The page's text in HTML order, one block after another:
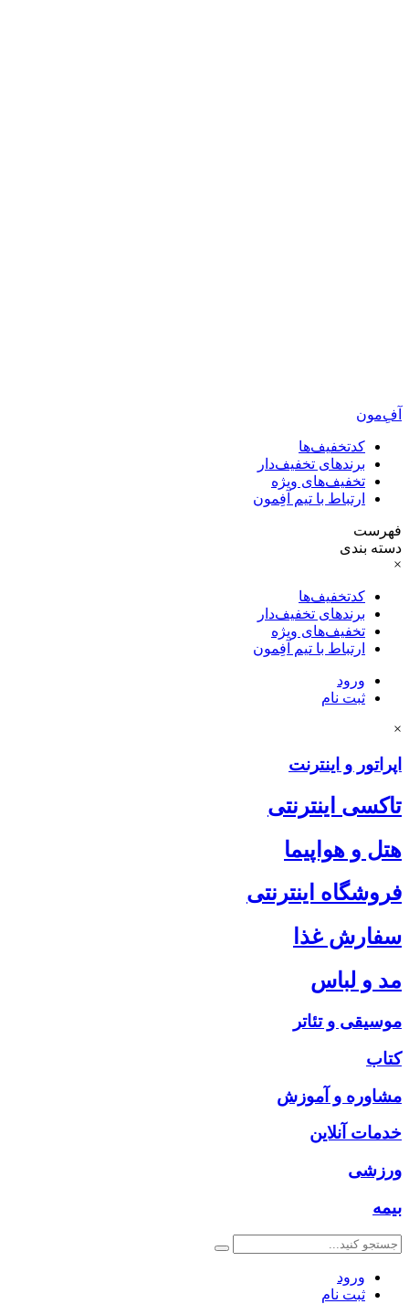
آفِ‌مون
کدتخفیف‌ها
برندهای تخفیف‌دار
تخفیف‌های ویژه
ارتباط با تیم آفِمون
فهرست
دسته بندی
×
کدتخفیف‌ها
برندهای تخفیف‌دار
تخفیف‌های ویژه
ارتباط با تیم آفِمون
ورود
ثبت نام
×
اپراتور و اینترنت
تاکسی اینترنتی
هتل و هواپیما
فروشگاه اینترنتی
سفارش غذا
مد و لباس
موسیقی و تئاتر
کتاب
مشاوره و آموزش
خدمات آنلاین
ورزشی
بیمه
ورود
ثبت نام